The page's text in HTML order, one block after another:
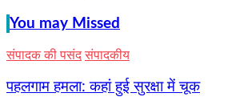
You may Missed
संपादक की पसंद संपादकीय
पहलगाम हमला: कहां हुई सुरक्षा में चूक